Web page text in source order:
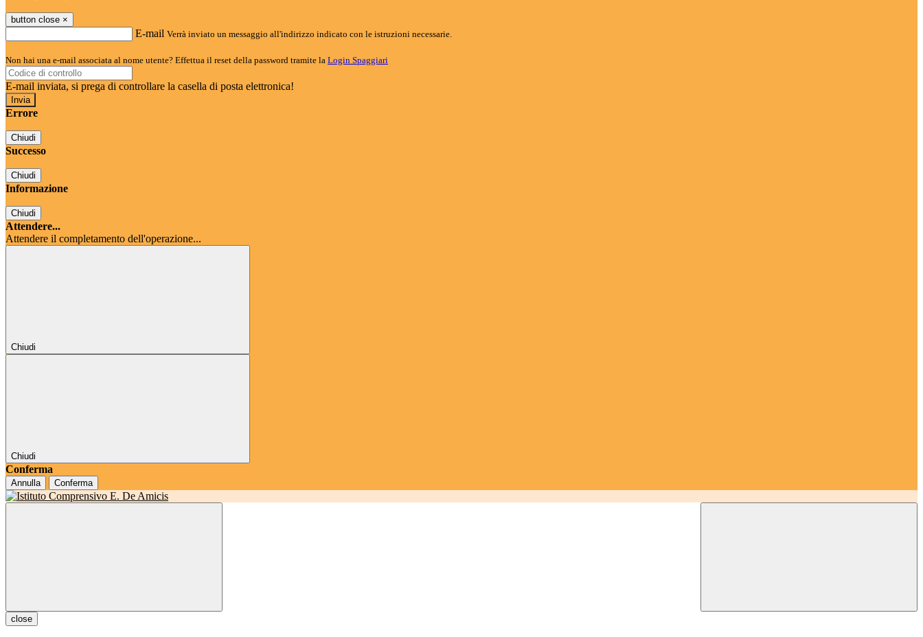
button close ×
E-mail Verrà inviato un messaggio all'indirizzo indicato con le istruzioni necessarie.
Non hai una e-mail associata al nome utente? Effettua il reset della password tramite la Login Spaggiari
E-mail inviata, si prega di controllare la casella di posta elettronica!
Errore
Chiudi
Successo
Chiudi
Informazione
Chiudi
Attendere...
Attendere il completamento dell'operazione...
Chiudi
Chiudi
Conferma
Annulla Conferma
close